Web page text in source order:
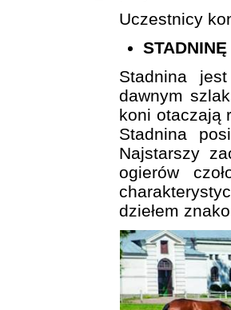
Uczestnicy
Stadnina
dawnym
koni otaczają
Stadnina
Najstarszy
ogierów
dziełem